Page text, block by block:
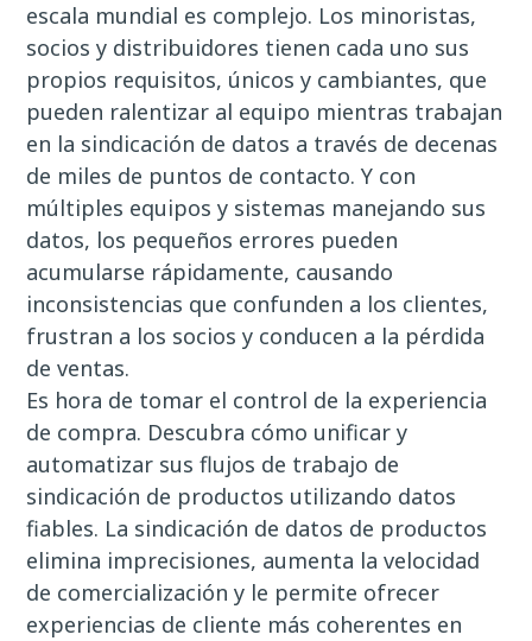
escala mundial es complejo. Los minoristas,
socios y distribuidores tienen cada uno sus
propios requisitos, únicos y cambiantes, que
pueden ralentizar al equipo mientras trabajan
en la sindicación de datos a través de decenas
de miles de puntos de contacto. Y con
múltiples equipos y sistemas manejando sus
datos, los pequeños errores pueden
acumularse rápidamente, causando
inconsistencias que confunden a los clientes,
frustran a los socios y conducen a la pérdida
de ventas.
Es hora de tomar el control de la experiencia
de compra. Descubra cómo unificar y
automatizar sus flujos de trabajo de
sindicación de productos utilizando datos
fiables. La sindicación de datos de productos
elimina imprecisiones, aumenta la velocidad
de comercialización y le permite ofrecer
experiencias de cliente más coherentes en